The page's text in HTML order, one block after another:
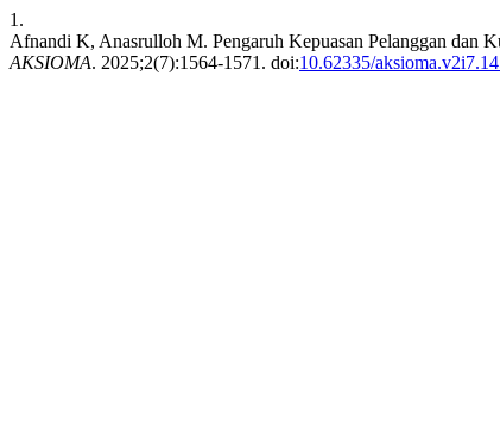
1.
Afnandi K, Anasrulloh M. Pengaruh Kepuasan Pelanggan dan
AKSIOMA. 2025;2(7):1564-1571. doi:10.62335/